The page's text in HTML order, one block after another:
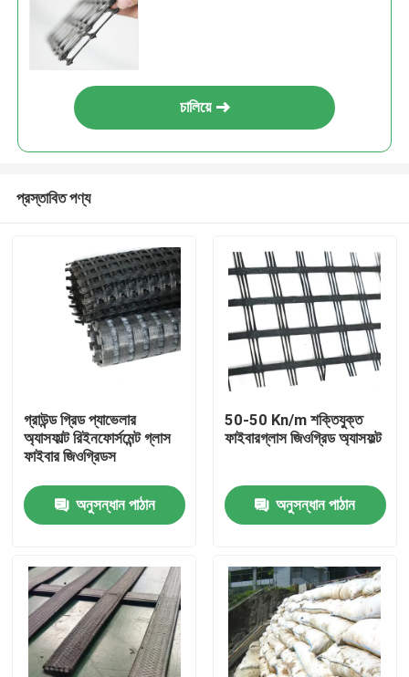
পণ্য
ভিডিও
চালিয়ে
প্রস্তাবিত পণ্য
গ্রাউন্ড গ্রিড প্যাভেলার
অ্যাসফাল্ট রিইনফোর্সমেন্ট গ্লাস
ফাইবার জিওগ্রিডস
অনুসন্ধান পাঠান
50-50 Kn/m শক্তিযুক্ত
ফাইবারগ্লাস জিওগ্রিড অ্যাসফল্ট
অনুসন্ধান পাঠান